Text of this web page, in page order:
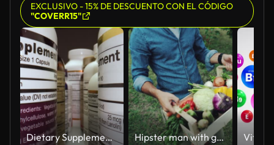
EXCLUSIVO - 15% DE DESCUENTO CON EL CÓDIGO
"COVERR15"
Dietary Supplements Containers. White Plastic Cans for Tablets. Hipster man with grocery box